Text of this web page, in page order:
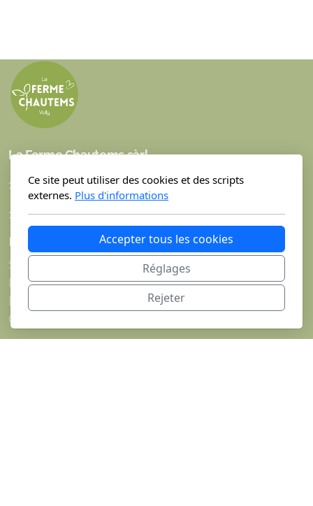
La Ferme Chautems sàrl
1 ch. du Champ du Boeuf
1789 Lugnorre
Menu principal
Shop
La Ferme Chautems
L'Atelier de Magali
Contact/Commande
Ce site peut utiliser des cookies et des scripts
externes. Plus d'informations
Accepter tous les cookies
Réglages
Rejeter